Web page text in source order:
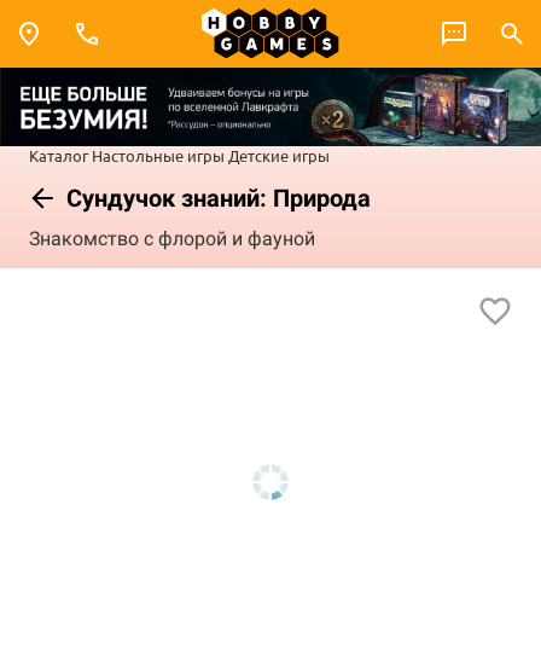
Каталог Настольные игры Детские игры
Сундучок знаний: Природа
Знакомство с флорой и фауной